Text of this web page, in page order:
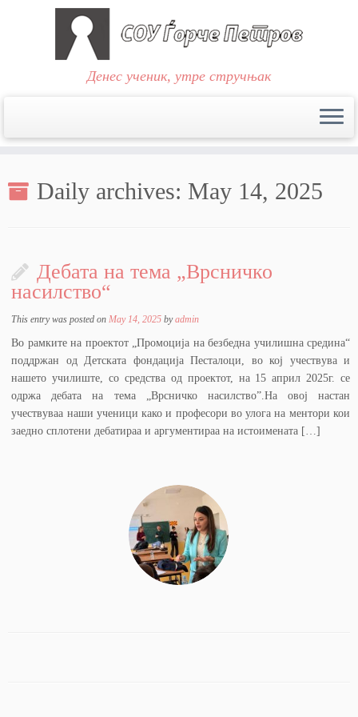
content
Денес ученик, утре стручњак
Daily archives: May 14, 2025
Дебата на тема „Врсничко
насилство“
This entry was posted onMay 14, 2025 byadmin
Во рамките на проектот „Промоција на безбедна училишна средина“
поддржан од Детската фондација Песталоци, во кој учествува и
нашето училиште, со средства од проектот, на 15 април 2025г. се
одржа дебата на тема „Врсничко насилство”.На овој настан
учествуваа наши ученици како и професори во улога на ментори кои
заедно сплотени дебатираа и аргументираа на истоимената […]